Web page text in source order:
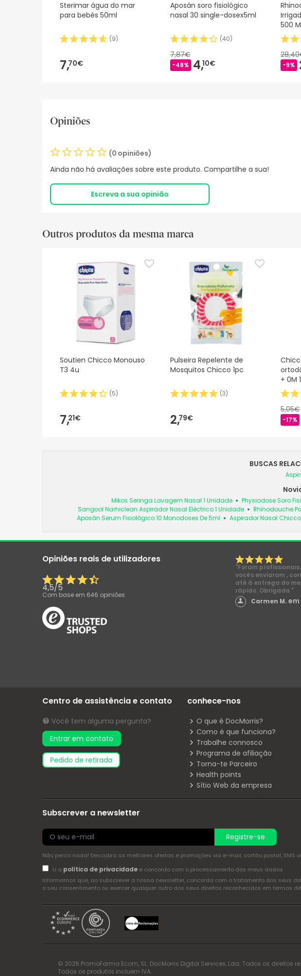
Sterimar água do mar
para bebés 50ml
(9)
7,70€
Aposán soro fisiológico
nasal 30 single-dosex5ml
(40)
7,87€
-48% 4,10€
500
-9%
Opiniões
(0 opiniões)
Ainda não há avaliações sobre este produto. Compartilhe a sua!
Escreva a sua opinião
Outros produtos da mesma marca
Soutien Chicco Monouso
T3 4u
(5)
7,21€
Pulseira Repelente de
Mosquitos Chicco 1pc
(3)
2,79€
+ 0M
5,05€
-17%
BUSCAS
Mikos Seringa Lavagem Nasal 1 Unidade Physiodose Soro
Sangool Narhiclean Aspirador Nasal Eléctrico 1 Unidade
Rhinodouche
Aposán Serum Fisiológico 10 Monodoses De 5ml
Aspirador Nasal
Opiniões reais de utilizadores
4,5/5
Com base em 646 opiniões
"Foram
vocês enviaram ,
até á entrega do
rápido. Obrigada "
Carmen M.
Centro de assistência e contato
Você tem alguma pergunta?
Entrar em contato
pedido de retirada
conhece-nos
O que é DocMorris?
Como é que funciona?
Trabalhe connosco
Programa de afiliação
Torna-te Parceiro
Health points
Sítio Web da empresa
Subscrever a newsletter
Registre-se
Não perca nada! Descubra as melhores ofertas e promoções via e-mail, cartão postal, SMS
Li a política de privacidadee concordo com o processamento dos meus dados
Informamos que, ao subscrever a nossa newsletter, concorda com o tratamento dos seus
o seu consentimento ou exercer qualquer outro dos seus direitos reconhecidos em termos
© 2026 PromoFarma Ecom, SL. DocMorris Digital Services, Lda. Todos os direitos
Todos os produtos incluem IVA.